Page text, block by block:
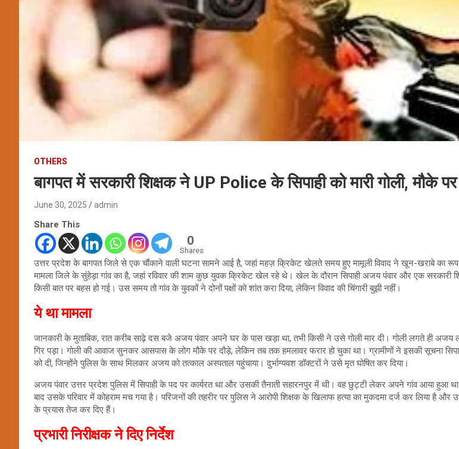
OTHERS
बागपत में सरकारी शिक्षक ने UP Police के सिपाही को मारी गोली, मौके पर
June 30, 2025 admin
Share This
0
Shares
उत्तर प्रदेश के बागपत जिले से एक चौंकाने वाली घटना सामने आई है, जहां महज़ क्रिकेट खेलते समय हुए मामूली विवाद ने खून-खराबे का रूप
मामला जिले के सुंहेड़ा गांव का है, जहां रविवार की शाम कुछ युवक क्रिकेट खेल रहे थे। खेल के दौरान सिपाही अजय पंवार और एक सरकारी
किसी बात पर बहस हो गई। उस समय तो गांव के युवकों ने दोनों पक्षों को शांत करा दिया, लेकिन विवाद की चिंगारी बुझी नहीं।
ये था मामला
जानकारी के मुताबिक, रात करीब साढ़े दस बजे अजय पंवार अपने घर के पास खड़ा था, तभी किसी ने उसे गोली मार दी। गोली लगते ही अजय
गिर पड़ा। गोली की आवाज सुनकर आसपास के लोग मौके पर दौड़े, लेकिन तब तक हमलावर फरार हो चुका था। ग्रामीणों ने इसकी सूचना
को दी, जिन्होंने पुलिस के साथ मिलकर अजय को तत्काल अस्पताल पहुंचाया। दुर्भाग्यवश डॉक्टरों ने उसे मृत घोषित कर दिया।
अजय पंवार उत्तर प्रदेश पुलिस में सिपाही के पद पर कार्यरत था और उसकी तैनाती सहारनपुर में थी। वह छुट्टी लेकर अपने गांव आया हुआ
बाद उसके परिवार में कोहराम मच गया है। परिजनों की तहरीर पर पुलिस ने आरोपी शिक्षक के खिलाफ हत्या का मुकदमा दर्ज कर लिया है और
के प्रयास तेज कर दिए हैं।
प्रभारी निरीक्षक ने दिए निर्देश